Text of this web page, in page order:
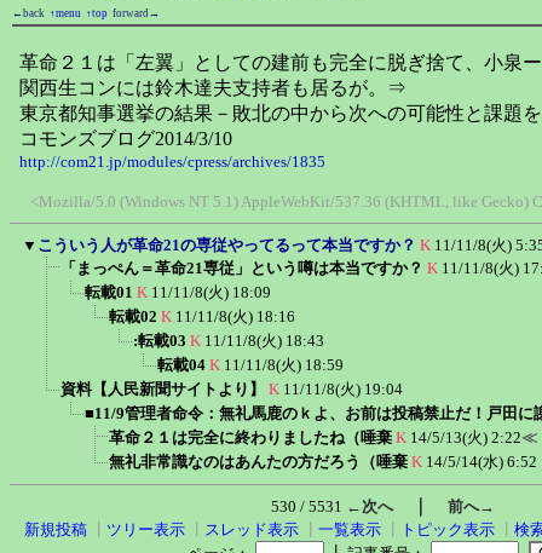
←back ↑menu ↑top forward→
革命２１は「左翼」としての建前も完全に脱ぎ捨て、小泉
関西生コンには鈴木達夫支持者も居るが。⇒
東京都知事選挙の結果－敗北の中から次への可能性と課題
コモンズブログ2014/3/10
http://com21.jp/modules/cpress/archives/1835
<Mozilla/5.0 (Windows NT 5.1) AppleWebKit/537.36 (KHTML, like Gecko)
▼ こういう人が革命21の専従やってるって本当ですか？ K 11/11/8(火)
「まっぺん＝革命21専従」という噂は本当ですか？ K 11/11/8(火)
転載01 K 11/11/8(火) 18:09
転載02 K 11/11/8(火) 18:16
:転載03 K 11/11/8(火) 18:43
転載04 K 11/11/8(火) 18:59
資料【人民新聞サイトより】
K 11/11/8(火) 19:04
■11/9管理者命令：無礼馬鹿のｋよ、お前は投稿禁止だ！戸田に
革命２１は完全に終わりましたね（唾棄 K 14/5/13(火) 2:22≪
無礼非常識なのはあんたの方だろう（唾棄 K 14/5/14(水) 6:52
530 / 5531 ←次へ｜ 前へ→
新規投稿
ツリー表示 スレッド表示 一覧表示 トピック表示
検